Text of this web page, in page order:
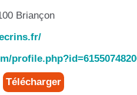
Briançon
Télécharger